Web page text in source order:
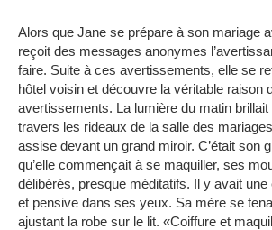
Alors que Jane se prépare à son mariage
reçoit des messages anonymes
faire. Suite à ces avertissements, elle se
hôtel voisin et découvre la véritable raison
avertissements. La lumière du matin
travers les rideaux de la salle des
assise devant un grand miroir. C’était son
qu’elle commençait à se maquiller, ses
délibérés, presque méditatifs. Il y avait
et pensive dans ses yeux. Sa mère se
ajustant la robe sur le lit. «Coiffure et